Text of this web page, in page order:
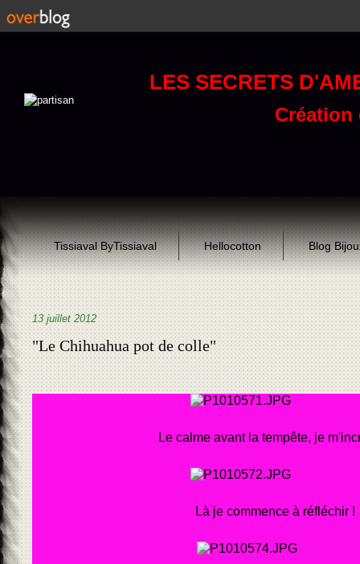
LES SECRETS
Création
Tissiaval ByTissiaval Hellocotton Blog
13 juillet 2012
"Le Chihuahua pot de colle"
Le calme avant la tempête, je
Là je commence à réfléchir !